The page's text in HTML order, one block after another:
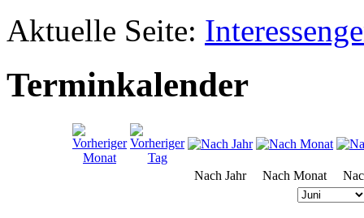
Aktuelle Seite:
Terminkalender
Nach Jahr Nach Monat